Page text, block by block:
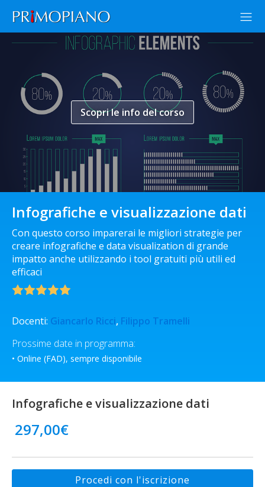
Scopri le info del corso
Infografiche e visualizzazione dati
Con questo corso imparerai le migliori strategie per
creare infografiche e data visualization di grande
impatto anche utilizzando i tool gratuiti più utili ed
efficaci
Docenti: Giancarlo Ricci, Filippo Tramelli
Prossime date in programma:
• Online (FAD), sempre disponibile
Infografiche e visualizzazione dati
297,00€
Procedi con l'iscrizione